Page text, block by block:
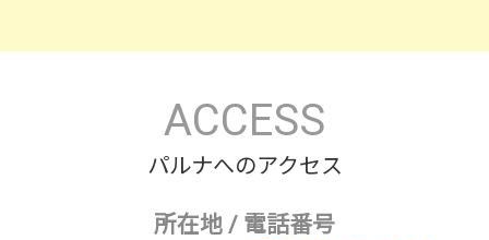
ACCESS
パルナへのアクセス
所在地 / 電話番号